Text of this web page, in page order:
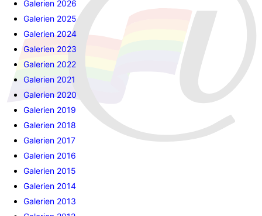
Galerien 2026
Galerien 2025
Galerien 2024
Galerien 2023
Galerien 2022
Galerien 2021
Galerien 2020
Galerien 2019
Galerien 2018
Galerien 2017
Galerien 2016
Galerien 2015
Galerien 2014
Galerien 2013